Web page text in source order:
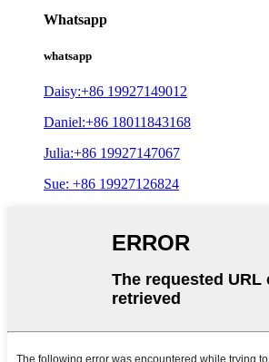
Whatsapp
whatsapp
Daisy:+86 19927149012
Daniel:+86 18011843168
Julia:+86 19927147067
Sue: +86 19927126824